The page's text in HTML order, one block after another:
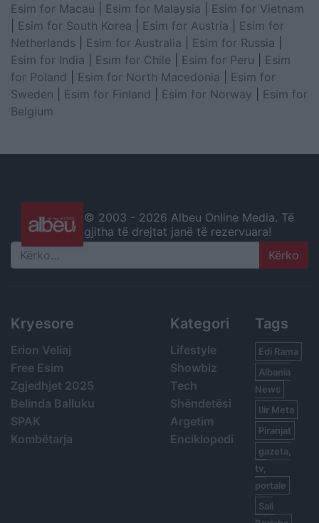
Esim for Macau
Esim for Malaysia
Esim for Vietnam
Esim for South Korea Esim for Austria
Esim for
Netherlands
Esim for Australia Esim for Russia
Esim for India
Esim for Chile Esim for Peru
Esim
for Poland
Esim for North Macedonia
Esim for
Sweden
Esim for Finland Esim for Norway
Esim for
Belgium
© 2003 - 2026 Albeu Online Media. Të
gjitha të drejtat janë të rezervuara!
Search
Kryesore
Erion Veliaj
Free Esim
Zgjedhjet 2025
Belinda Balluku
SPAK
Kombëtarja
Kategori
Lifestyle
Showbiz
Tech
Shëndetësi
Argetim
Enciklopedi
Tags
Edi Rama
Albania
News
Ilir Meta
Piranjat
gazeta,
tv,
portale
Sali